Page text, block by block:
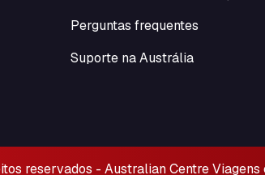
Perguntas frequentes
Suporte na Austrália
reservados - Australian Centre Viagens